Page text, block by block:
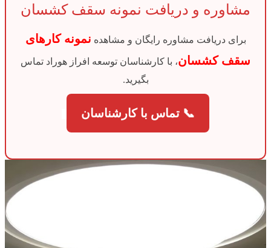
مشاوره و دریافت نمونه سقف کشسان
برای دریافت مشاوره رایگان و مشاهده نمونه کارهای
سقف کشسان، با کارشناسان توسعه افراز هوراد تماس
بگیرید.
📞 تماس با کارشناسان